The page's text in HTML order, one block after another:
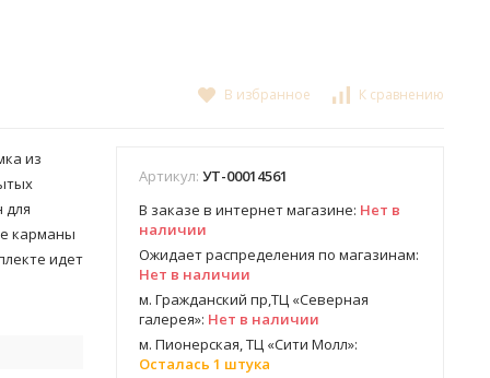
В избранное К сравнению
из
для
карманы
идет
Артикул: УТ-00014561
В заказе в интернет магазине: Нет в
наличии
Ожидает распределения по магазинам:
Нет в наличии
м. Гражданский пр,ТЦ «Северная
галерея»: Нет в наличии
м. Пионерская, ТЦ «Сити Молл»:
Осталась 1 штука